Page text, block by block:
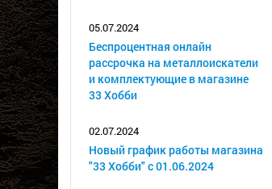
05.07.2024
Беспроцентная онлайн
рассрочка на металлоискатели
и комплектующие в магазине
33 Хобби
02.07.2024
Новый график работы магазина
"33 Хобби" с 01.06.2024